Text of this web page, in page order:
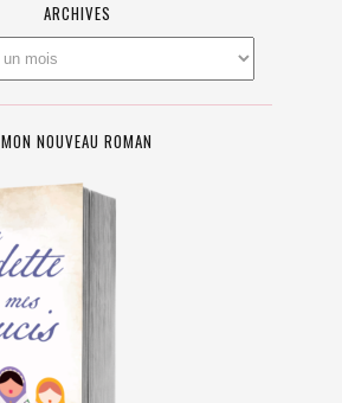
ARCHIVES
MON NOUVEAU ROMAN